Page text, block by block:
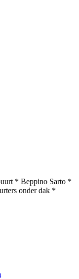
* Beppino Sarto *
onder dak *